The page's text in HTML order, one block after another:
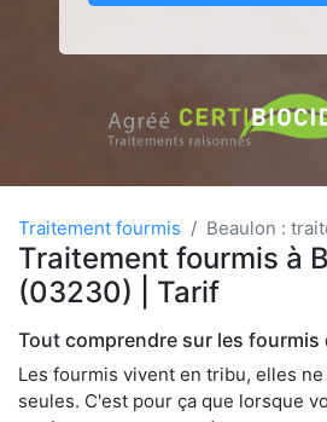
Traitement fourmis Beaulon :
Traitement fourmis à
(03230) | Tarif
Tout comprendre sur les fourmis
Les fourmis vivent en tribu, elles
seules. C'est pour ça que lorsque